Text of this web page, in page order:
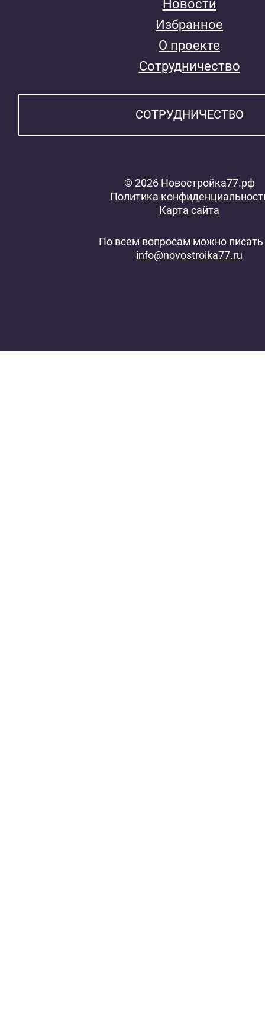
Новости
Избранное
О проекте
Сотрудничество
СОТРУДНИЧЕСТВО
© 2026 Новостройка77.рф
Политика
Карта сайта
По всем вопросам можно писать
info@novostroika77.ru